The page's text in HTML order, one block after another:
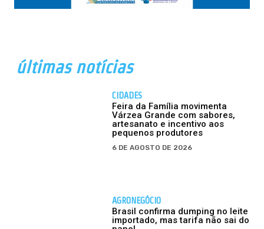
últimas notícias
CIDADES
Feira da Família movimenta
Várzea Grande com sabores,
artesanato e incentivo aos
pequenos produtores
6 DE AGOSTO DE 2026
AGRONEGÓCIO
Brasil confirma dumping no leite
importado, mas tarifa não sai do